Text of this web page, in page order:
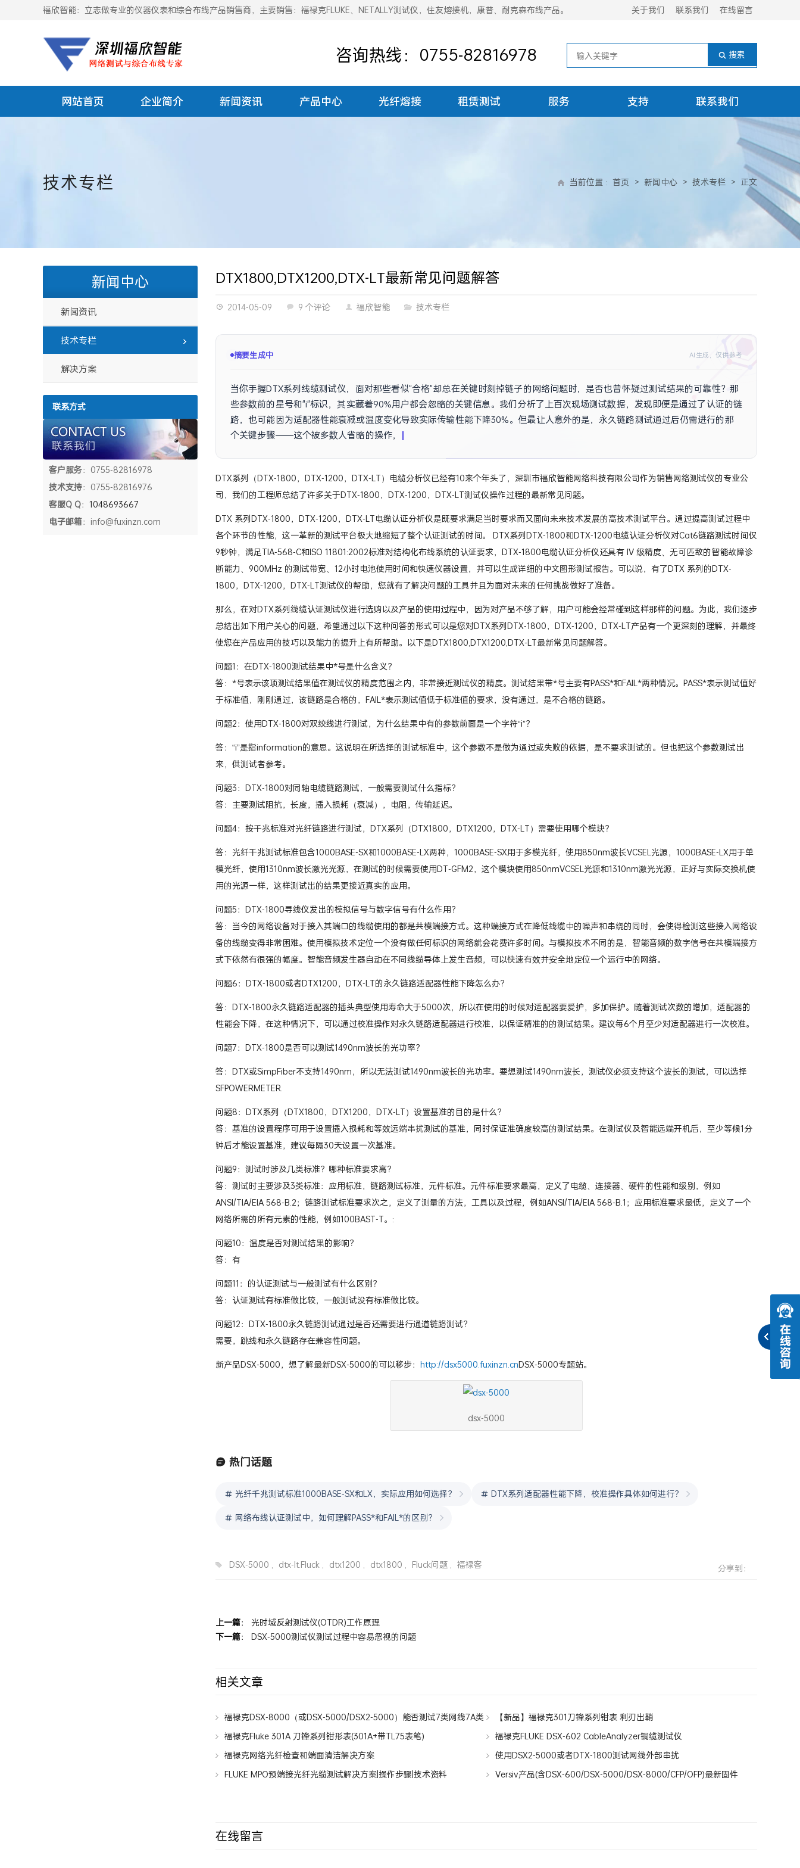
福欣智能：立志做专业的仪器仪表和综合布线产品销售商，主要销售：福禄克FLUKE、NETALLY测试仪，住友熔接机，康普、耐克森布线产品。 关于我们 联系我们 在线留言
咨询热线：0755-82816978
网站首页 企业简介 新闻资讯 产品中心 光纤熔接 租赁测试 服务 支持 联系我们
技术专栏 当前位置 : 首页 > 新闻中心 > 技术专栏 > 正文
DTX1800,DTX1200,DTX-LT最新常见问题解答
2014-05-09 9 个评论 福欣智能 技术专栏
摘要生成中 AI生成，仅供参考
当你手握DTX系列线缆测试仪，面对那些看似"合格"却总在关键时刻掉链子的网络问题时，是否也曾怀疑过测试结果的可靠性？那
些参数前的星号和"i"标识，其实藏着90%用户都会忽略的关键信息。我们分析了上百次现场测试数据，发现即便是通过了认证的链
路，也可能因为适配器性能衰减或温度变化导致实际传输性能下降30%。但最让人意外的是，永久链路测试通过后仍需进行的那
个关键步骤——这个被多数人省略的操作，很可能就是你网络频繁故障的真正元凶。想知道
DTX系列（DTX-1800，DTX-1200，DTX-LT）电缆分析仪已经有10来个年头了，深圳市福欣智能网络科技有限公司作为销售网络测试仪的专业公
司，我们的工程师总结了许多关于DTX-1800，DTX-1200，DTX-LT测试仪操作过程的最新常见问题。
DTX 系列DTX-1800，DTX-1200，DTX-LT电缆认证分析仪是既要求满足当时要求而又面向未来技术发展的高技术测试平台。通过提高测试过程中
各个环节的性能，这一革新的测试平台极大地缩短了整个认证测试的时间。 DTX系列DTX-1800和DTX-1200电缆认证分析仪对Cat6链路测试时间仅
9秒钟，满足TIA-568-C和ISO 11801:2002标准对结构化布线系统的认证要求，DTX-1800电缆认证分析仪还具有 IV 级精度、无可匹敌的智能故障诊
断能力、900MHz 的测试带宽、12小时电池使用时间和快速仪器设置，并可以生成详细的中文图形测试报告。可以说，有了DTX 系列的DTX-
1800，DTX-1200，DTX-LT测试仪的帮助，您就有了解决问题的工具并且为面对未来的任何挑战做好了准备。
那么，在对DTX系列线缆认证测试仪进行选购以及产品的使用过程中，因为对产品不够了解，用户可能会经常碰到这样那样的问题。为此，我们逐步
总结出如下用户关心的问题，希望通过以下这种问答的形式可以是您对DTX系列DTX-1800，DTX-1200，DTX-LT产品有一个更深刻的理解，并最终
使您在产品应用的技巧以及能力的提升上有所帮助。以下是DTX1800,DTX1200,DTX-LT最新常见问题解答。
问题1：在DTX-1800测试结果中*号是什么含义？
答：*号表示该项测试结果值在测试仪的精度范围之内，非常接近测试仪的精度。测试结果带*号主要有PASS*和FAIL*两种情况。PASS*表示测试值好
于标准值，刚刚通过，该链路是合格的，FAIL*表示测试值低于标准值的要求，没有通过，是不合格的链路。
问题2：使用DTX-1800对双绞线进行测试，为什么结果中有的参数前面是一个字符“i”？
答：“i”是指information的意思。这说明在所选择的测试标准中，这个参数不是做为通过或失败的依据，是不要求测试的。但也把这个参数测试出
来，供测试者参考。
问题3：DTX-1800对同轴电缆链路测试，一般需要测试什么指标？
答：主要测试阻抗，长度，插入损耗（衰减），电阻，传输延迟。
问题4：按千兆标准对光纤链路进行测试，DTX系列（DTX1800，DTX1200，DTX-LT）需要使用哪个模块？
答：光纤千兆测试标准包含1000BASE-SX和1000BASE-LX两种，1000BASE-SX用于多模光纤，使用850nm波长VCSEL光源，1000BASE-LX用于单
模光纤，使用1310nm波长激光光源，在测试的时候需要使用DT-GFM2，这个模块使用850nmVCSEL光源和1310nm激光光源，正好与实际交换机使
用的光源一样，这样测试出的结果更接近真实的应用。
问题5：DTX-1800寻线仪发出的模拟信号与数字信号有什么作用？
答：当今的网络设备对于接入其端口的线缆使用的都是共模端接方式。这种端接方式在降低线缆中的噪声和串绕的同时，会使得检测这些接入网络设
备的线缆变得非常困难。使用模拟技术定位一个没有做任何标识的网络就会花费许多时间。与模拟技术不同的是，智能音频的数字信号在共模端接方
式下依然有很强的幅度。智能音频发生器自动在不同线缆导体上发生音频，可以快速有效并安全地定位一个运行中的网络。
问题6：DTX-1800或者DTX1200，DTX-LT的永久链路适配器性能下降怎么办？
答：DTX-1800永久链路适配器的插头典型使用寿命大于5000次，所以在使用的时候对适配器要爱护，多加保护。随着测试次数的增加，适配器的
性能会下降，在这种情况下，可以通过校准操作对永久链路适配器进行校准，以保证精准的的测试结果。建议每6个月至少对适配器进行一次校准。
问题7：DTX-1800是否可以测试1490nm波长的光功率？
答：DTX或SimpFiber不支持1490nm，所以无法测试1490nm波长的光功率。要想测试1490nm波长，测试仪必须支持这个波长的测试，可以选择
SFPOWERMETER.
问题8：DTX系列（DTX1800，DTX1200，DTX-LT）设置基准的目的是什么？
答：基准的设置程序可用于设置插入损耗和等效远端串扰测试的基准，同时保证准确度较高的测试结果。在测试仪及智能远端开机后，至少等候1分
钟后才能设置基准，建议每隔30天设置一次基准。
问题9：测试时涉及几类标准？哪种标准要求高？
答：测试时主要涉及3类标准：应用标准，链路测试标准，元件标准。元件标准要求最高，定义了电缆、连接器、硬件的性能和级别，例如
ANSI/TIA/EIA 568-B.2；链路测试标准要求次之，定义了测量的方法，工具以及过程，例如ANSI/TIA/EIA 568-B.1；应用标准要求最低，定义了一个
网络所需的所有元素的性能，例如100BAST-T。:
问题10：温度是否对测试结果的影响？
答：有
问题11：的认证测试与一般测试有什么区别？
答：认证测试有标准做比较，一般测试没有标准做比较。
问题12：DTX-1800永久链路测试通过是否还需要进行通道链路测试？
需要，跳线和永久链路存在兼容性问题。
新产品DSX-5000，想了解最新DSX-5000的可以移步： http://dsx5000.fuxinzn.cnDSX-5000专题站。
dsx-5000
热门话题
光纤千兆测试标准1000BASE-SX和LX，实际应用如何选择？ DTX系列适配器性能下降，校准操作具体如何进行？
网络布线认证测试中，如何理解PASS*和FAIL*的区别？
DSX-5000 , dtx-lt.Fluck , dtx1200 , dtx1800 , Fluck问题 , 福禄客 分享到：
上一篇： 光时域反射测试仪(OTDR)工作原理
下一篇： DSX-5000测试仪测试过程中容易忽视的问题
相关文章
福禄克DSX-8000（或DSX-5000/DSX2-5000）能否测试7类网线7A类
网线？
【新品】福禄克301刀锋系列钳表 利刃出鞘
福禄克Fluke 301A 刀锋系列钳形表(301A+带TL75表笔)
福禄克FLUKE DSX-602 CableAnalyzer铜缆测试仪
福禄克网络光纤检查和端面清洁解决方案
使用DSX2-5000或者DTX-1800测试网线外部串扰
FLUKE MPO预端接光纤光缆测试解决方案|操作步骤|技术资料
Versiv产品(含DSX-600/DSX-5000/DSX-8000/CFP/OFP)最新固件
在线留言
新闻中心
新闻资讯
技术专栏
解决方案
联系方式
客户服务：0755-82816978
技术支持：0755-82816976
客服Q Q： 1048693667
电子邮箱：info@fuxinzn.com